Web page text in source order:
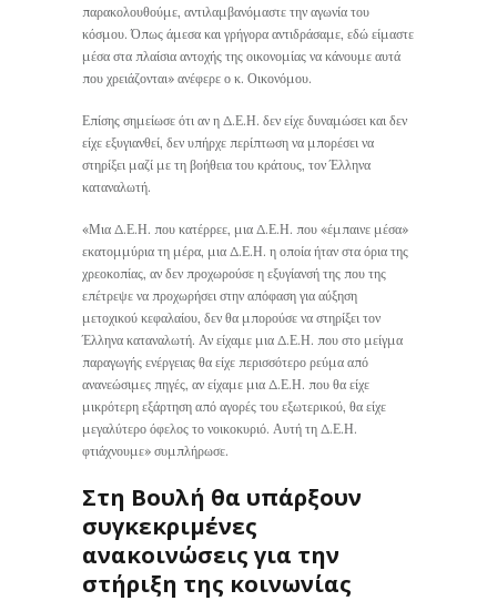
παρακολουθούμε, αντιλαμβανόμαστε την αγωνία του
κόσμου. Όπως άμεσα και γρήγορα αντιδράσαμε, εδώ είμαστε
μέσα στα πλαίσια αντοχής της οικονομίας να κάνουμε αυτά
που χρειάζονται» ανέφερε ο κ. Οικονόμου.
Επίσης σημείωσε ότι αν η Δ.Ε.Η. δεν είχε δυναμώσει και δεν
είχε εξυγιανθεί, δεν υπήρχε περίπτωση να μπορέσει να
στηρίξει μαζί με τη βοήθεια του κράτους, τον Έλληνα
καταναλωτή.
«Μια Δ.Ε.Η. που κατέρρεε, μια Δ.Ε.Η. που «έμπαινε μέσα»
εκατομμύρια τη μέρα, μια Δ.Ε.Η. η οποία ήταν στα όρια της
χρεοκοπίας, αν δεν προχωρούσε η εξυγίανσή της που της
επέτρεψε να προχωρήσει στην απόφαση για αύξηση
μετοχικού κεφαλαίου, δεν θα μπορούσε να στηρίξει τον
Έλληνα καταναλωτή. Αν είχαμε μια Δ.Ε.Η. που στο μείγμα
παραγωγής ενέργειας θα είχε περισσότερο ρεύμα από
ανανεώσιμες πηγές, αν είχαμε μια Δ.Ε.Η. που θα είχε
μικρότερη εξάρτηση από αγορές του εξωτερικού, θα είχε
μεγαλύτερο όφελος το νοικοκυριό. Αυτή τη Δ.Ε.Η.
φτιάχνουμε» συμπλήρωσε.
Στη Βουλή θα υπάρξουν
συγκεκριμένες
ανακοινώσεις για την
στήριξη της κοινωνίας